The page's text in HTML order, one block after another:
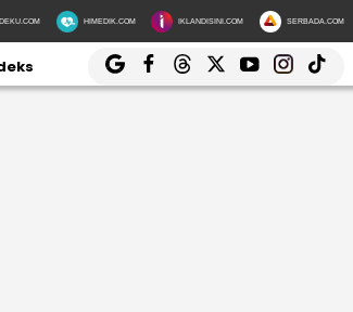
HIMEDIK.COM IKLANDISINI.COM SERBADA.COM